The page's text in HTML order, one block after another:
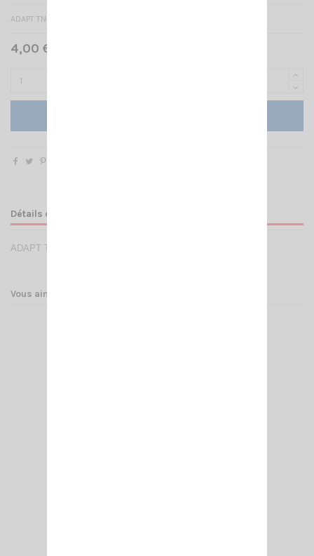
ADAPT TNC MALE/PL258 FEMELLE
4,00 € TTC
Détails du produit
ADAPT TNC MALE/PL258 FEMELLE
Vous aimerez aussi